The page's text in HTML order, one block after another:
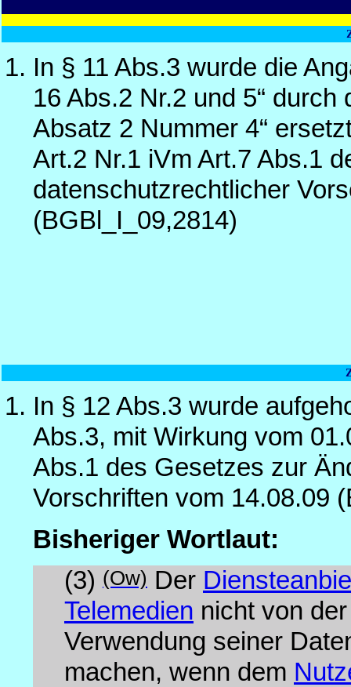
In § 11 Abs.3 wurde die
16 Abs.2 Nr.2 und 5“ durch
Absatz 2 Nummer 4“
Art.2 Nr.1 iVm Art.7 Abs.1
datenschutzrechtlicher
(BGBl_I_09,2814)
In § 12 Abs.3 wurde
Abs.3, mit Wirkung vom
Abs.1 des Gesetzes zur
Vorschriften vom 14.08.09
Bisheriger Wortlaut:
(3) (Ow) Der
Telemedien nicht von
Verwendung seiner
machen, wenn dem